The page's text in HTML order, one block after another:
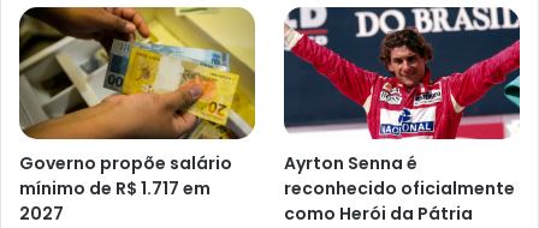
Governo propõe salário
mínimo de R$ 1.717 em
2027
Ayrton Senna é
reconhecido oficialmente
como Herói da Pátria